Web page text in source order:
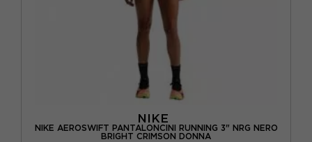
NIKE
NIKE AEROSWIFT PANTALONCINI RUNNING 3" NRG NERO
BRIGHT CRIMSON DONNA